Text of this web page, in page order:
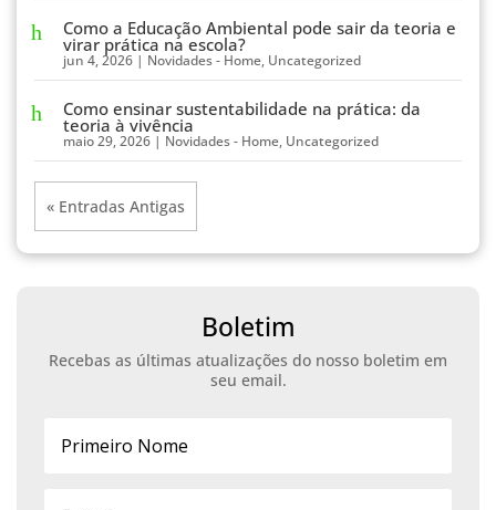
Como a Educação Ambiental pode sair da teoria e
virar prática na escola?
jun 4, 2026 | Novidades - Home, Uncategorized
Como ensinar sustentabilidade na prática: da
teoria à vivência
maio 29, 2026 | Novidades - Home, Uncategorized
« Entradas Antigas
Boletim
Recebas as últimas atualizações do nosso boletim em
seu email.